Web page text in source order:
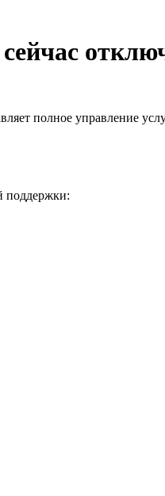
сейчас
полное управление
поддержки: